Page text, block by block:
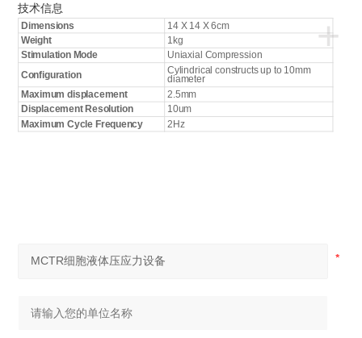
技术信息
+
Dimensions
14 X 14 X 6cm
Weight
1kg
Stimulation Mode
Uniaxial Compression
Configuration
Cylindrical constructs up to 10mm
diameter
Maximum displacement
2.5mm
Displacement Resolution
10um
Maximum Cycle Frequency
2Hz